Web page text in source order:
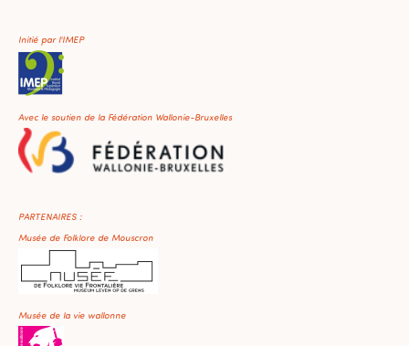
Initié par l'IMEP
Avec le soutien de la Fédération Wallonie-Bruxelles
PARTENAIRES :
Musée de Folklore de Mouscron
Musée de la vie wallonne